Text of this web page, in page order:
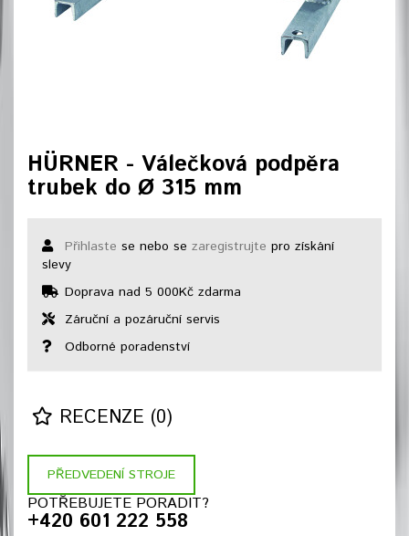
HÜRNER - Válečková podpěra
trubek do Ø 315 mm
Přihlaste se nebo se zaregistrujte pro získání
slevy
Doprava nad 5 000Kč zdarma
Záruční a pozáruční servis
Odborné poradenství
RECENZE (0)
PŘEDVEDENÍ STROJE
POTŘEBUJETE PORADIT?
+420 601 222 558